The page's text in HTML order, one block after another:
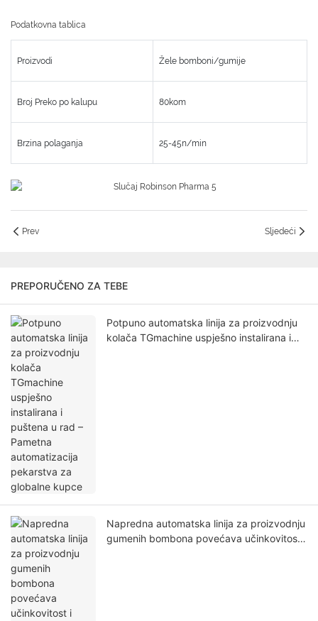
Podatkovna tablica
Proizvodi Žele bomboni/gumije
Broj Preko po kalupu 80kom
Brzina polaganja 25-45n/min
Prev Sljedeći
PREPORUČENO ZA TEBE
Potpuno automatska linija za proizvodnju
kolača TGmachine uspješno instalirana i
Napredna automatska linija za proizvodnju
gumenih bombona povećava učinkovitost i